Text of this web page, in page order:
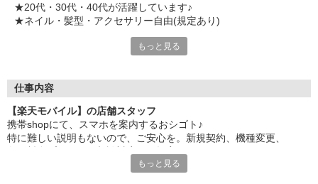
★20代・30代・40代が活躍しています♪
★ネイル・髪型・アクセサリー自由(規定あり)
各キャリアの新機種が特別価格で購入OK！！
特別割引価格でご利用可能☆
お得に過ごしたいあなたの味方です♪
【選べるお仕事いろいろ】
もっと見る
仕事内容
【楽天モバイル】の店舗スタッフ
携帯shopにて、スマホを案内するおシゴト♪
特に難しい説明もないので、ご安心を。新規契約、機種変更、
もっと見る